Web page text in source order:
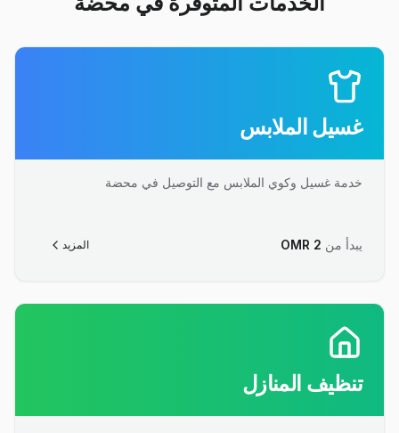
غسيل الملابس
خدمة غسيل وكوي الملابس مع التوصيل في محضة
يبدأ من OMR 2 المزيد
تنظيف المنازل